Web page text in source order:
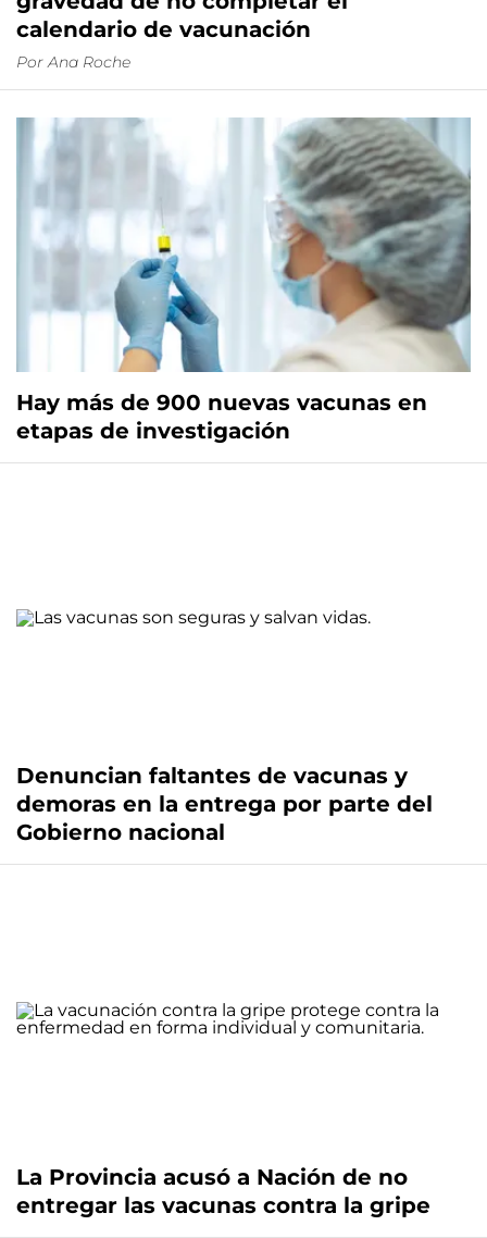
calendario de vacunación
Por Ana Roche
Hay más de 900 nuevas vacunas en
etapas de investigación
Denuncian faltantes de vacunas y
demoras en la entrega por parte del
Gobierno nacional
La Provincia acusó a Nación de no
entregar las vacunas contra la gripe